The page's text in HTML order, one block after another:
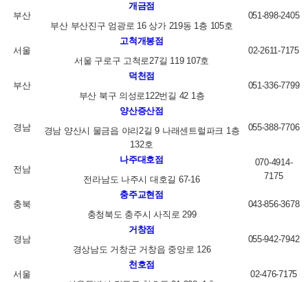
부산
개금점
부산 부산진구 엄광로 16 상가 219동 1층 105호
051-898-2405
서울
고척개봉점
서울 구로구 고척로27길 119 107호
02-2611-7175
부산
덕천점
부산 북구 의성로122번길 42 1층
051-336-7799
경남
양산증산점
경남 양산시 물금읍 야리2길 9 나래센트럴파크 1층
132호
055-388-7706
전남
나주대호점
전라남도 나주시 대호길 67-16
070-4914-
7175
충북
충주교현점
충청북도 충주시 사직로 299
043-856-3678
경남
거창점
경상남도 거창군 거창읍 중앙로 126
055-942-7942
서울
천호점
02-476-7175